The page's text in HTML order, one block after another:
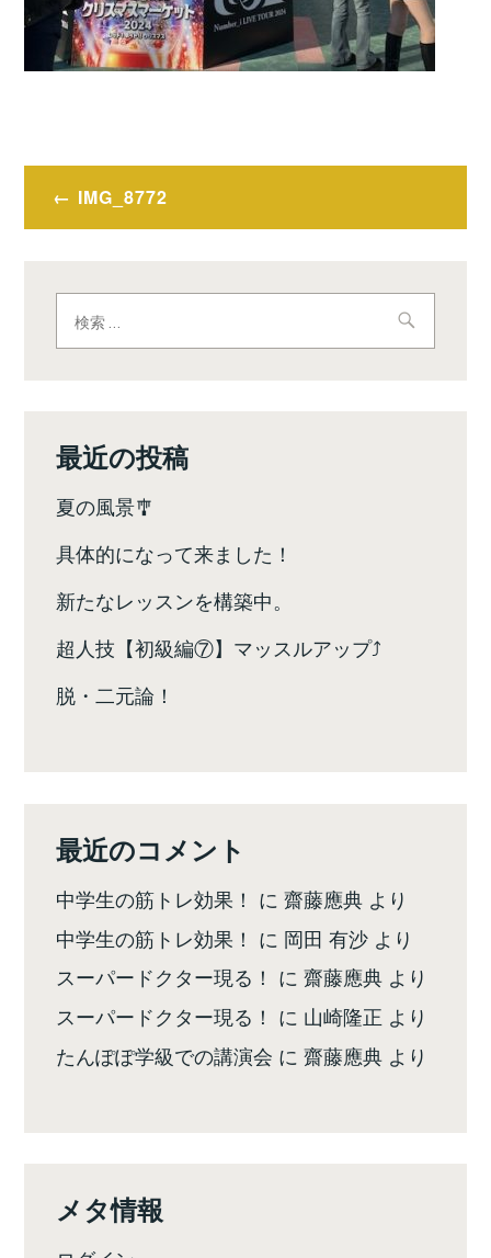
投
稿
ビ
ゲ
ョ
ン
IMG_8772
索:
最近の投稿
夏の風景🎐
具体的になって来ました！
新たなレッスンを構築中。
超人技【初級編⑦】マッスルアップ⤴️
脱・二元論！
最近のコメント
中学生の筋トレ効果！ に齋藤應典 より
中学生の筋トレ効果！ に 岡田 有沙 より
スーパードクター現る！ に齋藤應典 より
スーパードクター現る！ に 山崎隆正 より
たんぽぽ学級での講演会 に齋藤應典 より
メタ情報